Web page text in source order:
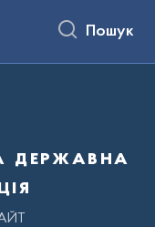
Пошук
державна